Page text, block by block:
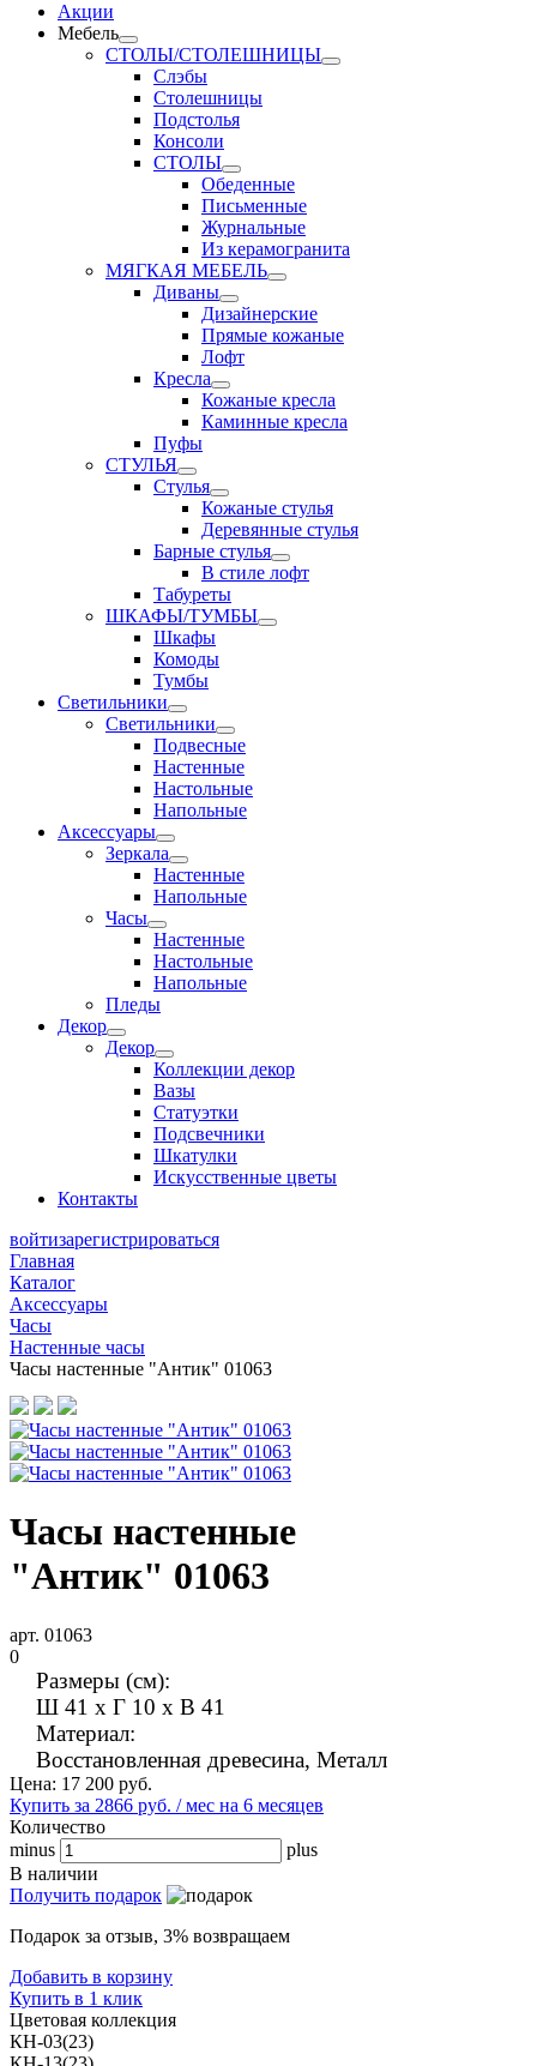
Акции
Мебель
СТОЛЫ/СТОЛЕШНИЦЫ
Слэбы
Столешницы
Подстолья
Консоли
СТОЛЫ
Обеденные
Письменные
Журнальные
Из керамогранита
МЯГКАЯ МЕБЕЛЬ
Диваны
Дизайнерские
Прямые кожаные
Лофт
Кресла
Кожаные кресла
Каминные кресла
Пуфы
СТУЛЬЯ
Стулья
Кожаные стулья
Деревянные стулья
Барные стулья
В стиле лофт
Табуреты
ШКАФЫ/ТУМБЫ
Шкафы
Комоды
Тумбы
Светильники
Светильники
Подвесные
Настенные
Настольные
Напольные
Аксессуары
Зеркала
Настенные
Напольные
Часы
Настенные
Настольные
Напольные
Пледы
Декор
Декор
Коллекции декор
Вазы
Статуэтки
Подсвечники
Шкатулки
Искусственные цветы
Контакты
войтизарегистрироваться
Главная
Каталог
Аксессуары
Часы
Настенные часы
Часы настенные "Антик" 01063
Часы настенные
"Антик" 01063
арт. 01063
0
Размеры (см):
Ш 41 x Г 10 x В 41
Материал:
Восстановленная древесина, Металл
Цена: 17 200 руб.
Купить за 2866 руб. / мес на 6 месяцев
Количество
minus
plus
В наличии
Получить подарок
Подарок за отзыв, 3% возвращаем
Добавить в корзину
Купить в 1 клик
Цветовая коллекция
КН-03(23)